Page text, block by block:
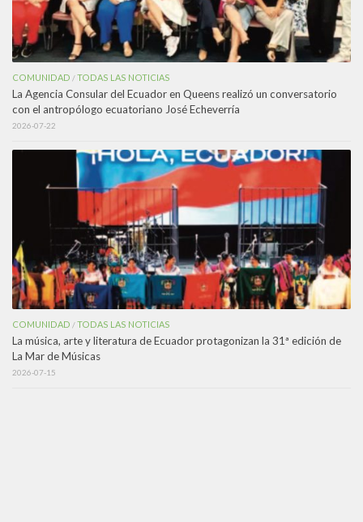
COMUNIDAD /TODAS LAS NOTICIAS
La Agencia Consular del Ecuador en Queens realizó un conversatorio
con el antropólogo ecuatoriano José Echeverría
2026-07-22
COMUNIDAD /TODAS LAS NOTICIAS
La música, arte y literatura de Ecuador protagonizan la 31ª edición de
La Mar de Músicas
2026-07-15